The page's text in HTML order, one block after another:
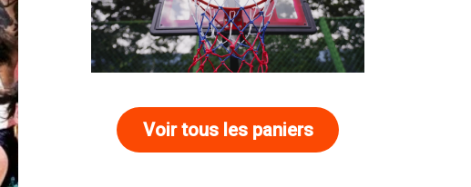
Voir tous les paniers